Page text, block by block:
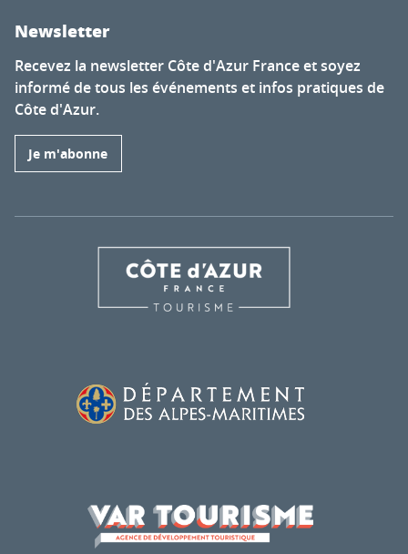
Newsletter
Recevez la newsletter Côte d'Azur France et soyez
informé de tous les événements et infos pratiques de
Côte d'Azur.
Je m'abonne